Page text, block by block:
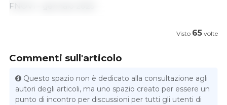
FNOVI - gennaio 2025
Visto 65 volte
Commenti sull'articolo
Questo spazio non è dedicato alla consultazione agli
autori degli articoli, ma uno spazio creato per essere un
punto di incontro per discussioni per tutti gli utenti di